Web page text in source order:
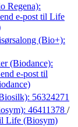
Regena):
e-post til Life
(Bio+):
(Biodance):
e-post til
56324271
46411378 /
Life (Biosym)